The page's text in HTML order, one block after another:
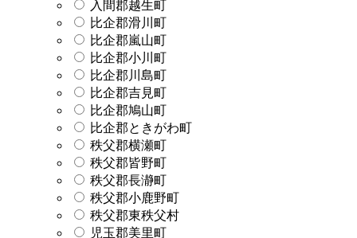
入間郡越生町
比企郡滑川町
比企郡嵐山町
比企郡小川町
比企郡川島町
比企郡吉見町
比企郡鳩山町
比企郡ときがわ町
秩父郡横瀬町
秩父郡皆野町
秩父郡長瀞町
秩父郡小鹿野町
秩父郡東秩父村
児玉郡美里町